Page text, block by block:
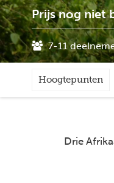
Prijs nog niet
7-11
Hoogtepunten
Drie